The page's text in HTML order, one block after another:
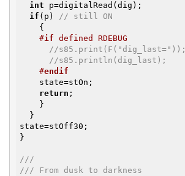
int p=digitalRead(dig);
if (p) // still ON
#if defined RDEBUG
//s85.print(F("dig_last="));
//s85.println(dig_last);
#endif
return ;
state=stOff30;
}
///
/// From dusk to darkness